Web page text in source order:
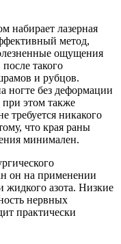
набирает лазерная
метод,
ощущения
такого
и рубцов.
ногте без деформации
этом также
требуется никакого
что края раны
минимален.
он на применении
жидкого азота. Низкие
нервных
практически